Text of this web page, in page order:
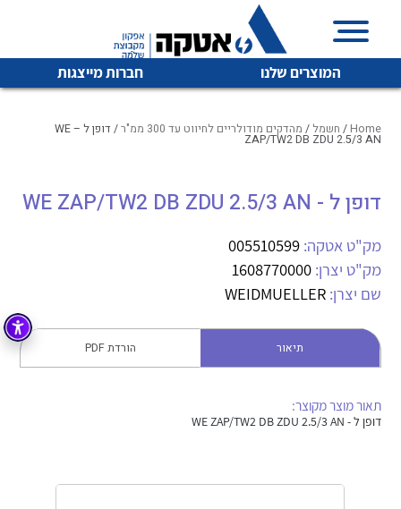
המוצרים שלנו חברות מייצגות
איכות | שרות | זמינות
והפצה של מוצרי
מיתוג, בקרה , ואינסטלציה חשמלית ופעילה ב7 תחומים:
חשמל מיתוג ואינסטלציה חשמלית
בקרה
זיווד
אלקטרוניקה
מטענים לרכב חשמלי
לכל מוצרי היצרן לכל מוצרי היצרן
לכל מוצרי היצרן לכל מוצרי היצרן
Home
/ חשמל / מהדקים מודולריים לחיווט עד 300 ממ"ר / דופן ל – WE
ZAP/TW2 DB ZDU 2.5/3 AN
דופן ל - WE ZAP/TW2 DB ZDU 2.5/3 AN
מק"ט אטקה: 005510599
מק"ט יצרן: 1608770000
שם יצרן: WEIDMUELLER
תיאור הורדת PDF
תאור מוצר מקוצר:
דופן ל - WE ZAP/TW2 DB ZDU 2.5/3 AN